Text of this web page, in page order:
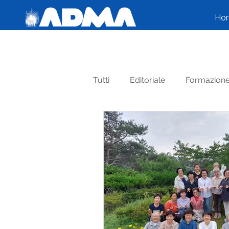
Tutti Editoriale
Testimonianze Santi
FORMAZIONE ASPIRANTI
Congresso Alfabeto